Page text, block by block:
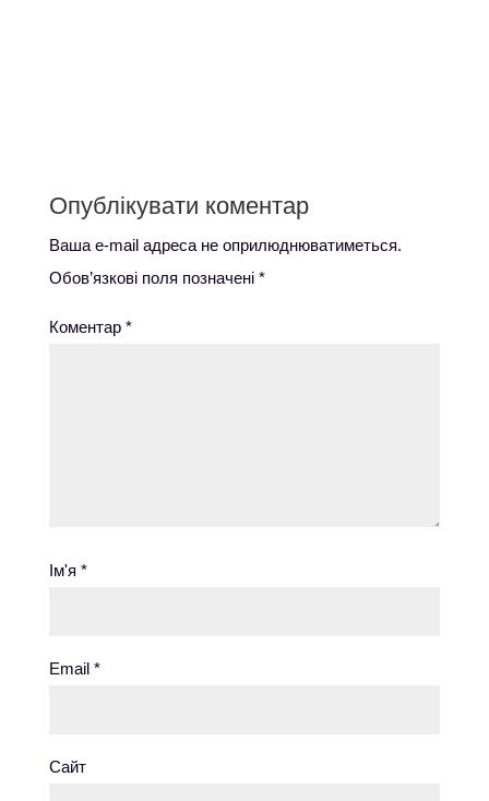
Опублікувати коментар
Ваша e-mail адреса не оприлюднюватиметься.
Обов’язкові поля позначені *
Коментар *
Ім'я *
Email *
Сайт